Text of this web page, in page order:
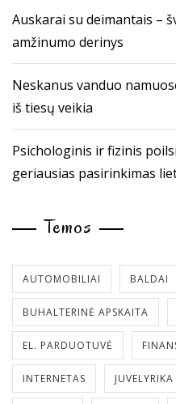
Auskarai su deimantais –
amžinumo derinys
Neskanus vanduo
iš tiesų veikia
Psichologinis ir fizinis
geriausias pasirinkimas
Temos
AUTOMOBILIAI BALDAI
BUHALTERINĖ APSKAITA
EL. PARDUOTUVĖ
INTERNETAS JUVELYRIKA